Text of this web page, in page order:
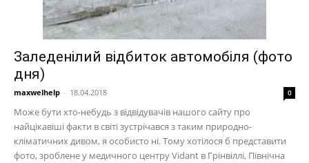
Заледенілий відбиток автомобіля (фото
дня)
maxwelhelp - 18.04.2018 0
Може бути хто-небудь з відвідувачів нашого сайту про
найцікавіші факти в світі зустрічався з таким природно-
кліматичних дивом, я особисто ні. Тому хотілося б представити
фото, зроблене у медичного центру Vidant в Грінвіллі, Північна